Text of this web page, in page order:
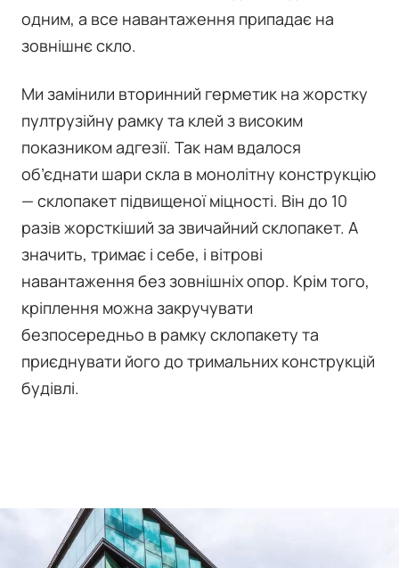
одним, а все навантаження припадає на
зовнішнє скло.
Ми замінили вторинний герметик на жорстку
пултрузійну рамку та клей з високим
показником адгезії. Так нам вдалося
об’єднати шари скла в монолітну конструкцію
— склопакет підвищеної міцності. Він до 10
разів жорсткіший за звичайний склопакет. А
значить, тримає і себе, і вітрові
навантаження без зовнішніх опор. Крім того,
кріплення можна закручувати
безпосередньо в рамку склопакету та
приєднувати його до тримальних конструкцій
будівлі.